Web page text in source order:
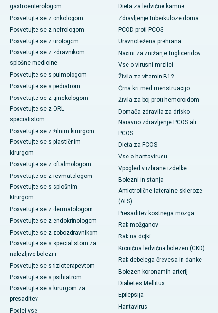
gastroenterologom
Posvetujte se z onkologom
Posvetujte se z nefrologom
Posvetujte se z urologom
Posvetujte se z zdravnikom
splošne medicine
Posvetujte se s pulmologom
Posvetujte se s pediatrom
Posvetujte se z ginekologom
Posvetujte se z ORL
specialistom
Posvetujte se z žilnim kirurgom
Posvetujte se s plastičnim
kirurgom
Posvetujte se z oftalmologom
Posvetujte se z revmatologom
Posvetujte se s splošnim
kirurgom
Posvetujte se z dermatologom
Posvetujte se z endokrinologom
Posvetujte se z zobozdravnikom
Posvetujte se s specialistom za
nalezljive bolezni
Posvetujte se s fizioterapevtom
Posvetujte se s psihiatrom
Posvetujte se s kirurgom za
presaditev
Poglej vse
Dieta za ledvične kamne
Zdravljenje tuberkuloze doma
PCOD proti PCOS
Uravnotežena prehrana
Načini za znižanje trigliceridov
Vse o virusni mrzlici
Živila za vitamin B12
Črna kri med menstruacijo
Živila za boj proti hemoroidom
Domača zdravila za drisko
Naravno zdravljenje PCOS ali
PCOS
Dieta za PCOS
Vse o hantavirusu
Vpogled v izbrane izdelke
Bolezni in stanja
Amiotrofične lateralne skleroze
(ALS)
Presaditev kostnega mozga
Rak možganov
Rak na dojki
Kronična ledvična bolezen (CKD)
Rak debelega črevesa in danke
Bolezen koronarnih arterij
Diabetes Mellitus
Epilepsija
Hantavirus